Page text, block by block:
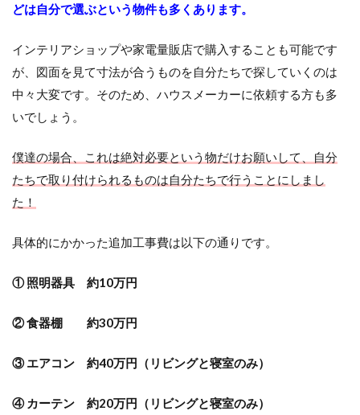
どは自分で選ぶという物件も多くあります。
インテリアショップや家電量販店で購入することも可能です
が、図面を見て寸法が合うものを自分たちで探していくのは
中々大変です。そのため、ハウスメーカーに依頼する方も多
いでしょう。
僕達の場合、これは絶対必要という物だけお願いして、自分
たちで取り付けられるものは自分たちで行うことにしまし
た！
具体的にかかった追加工事費は以下の通りです。
① 照明器具 約10万円
② 食器棚 約30万円
③ エアコン 約40万円（リビングと寝室のみ）
④ カーテン 約20万円（リビングと寝室のみ）